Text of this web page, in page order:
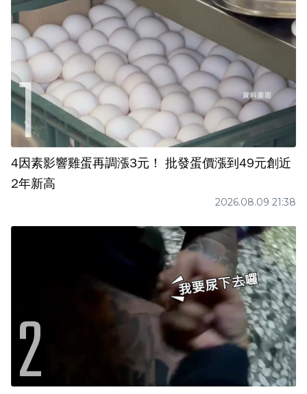
4因素影響雞蛋再調漲3元！ 批發蛋價漲到49元創近
2年新高
2026.08.09 21:38